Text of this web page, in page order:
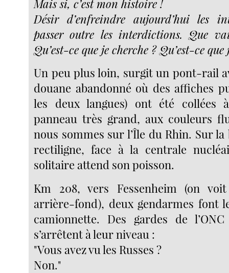
Mais si, c’est mon histoire !
Désir d’enfreindre aujourd’hui les
passer outre les interdictions. Que
Qu’est-ce que je cherche ? Qu’est-ce
Un peu plus loin, surgit un pont-rail
douane abandonné où des affiches
les deux langues) ont été collées
panneau très grand, aux couleurs
nous sommes sur l’Île du Rhin. Sur la
rectiligne, face à la centrale
solitaire attend son poisson.
Km 208, vers Fessenheim (on
arrière-fond), deux gendarmes font
camionnette. Des gardes de
s’arrêtent à leur niveau :
"Vous avez vu les Russes ?
Non."